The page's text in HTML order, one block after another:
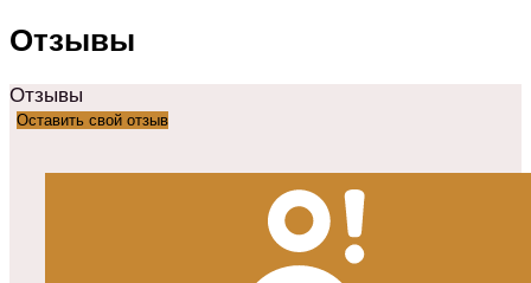
Отзывы
Отзывы
Оставить свой отзыв